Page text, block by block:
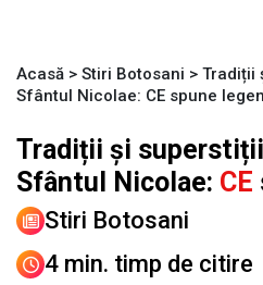
Acasă > Stiri Botosani > Tradiții
Sfântul Nicolae: CE spune
Tradiții și
Sfântul Nicolae: CE
Stiri Botosani
4 min. timp de citire